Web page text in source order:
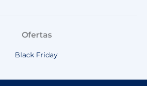
Ofertas
Black Friday